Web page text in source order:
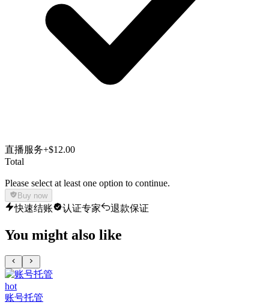
直播服务+$12.00
Total
Please select at least one option to continue.
Buy now
快速结账 认证专家 退款保证
You might also like
hot
账号托管